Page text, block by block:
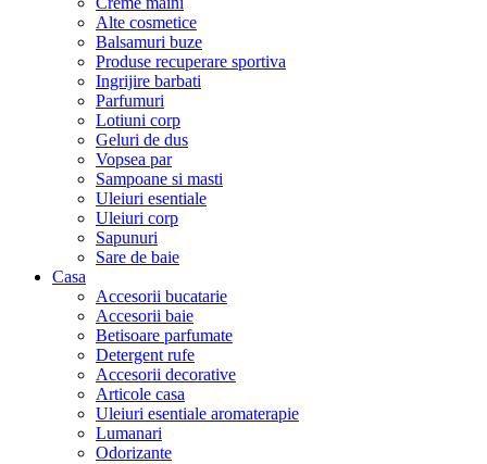
Alte cosmetice
Balsamuri buze
Produse recuperare sportiva
Ingrijire barbati
Parfumuri
Lotiuni corp
Geluri de dus
Vopsea par
Sampoane si masti
Uleiuri esentiale
Uleiuri corp
Sapunuri
Sare de baie
Casa
Accesorii bucatarie
Accesorii baie
Betisoare parfumate
Detergent rufe
Accesorii decorative
Articole casa
Uleiuri esentiale aromaterapie
Lumanari
Odorizante